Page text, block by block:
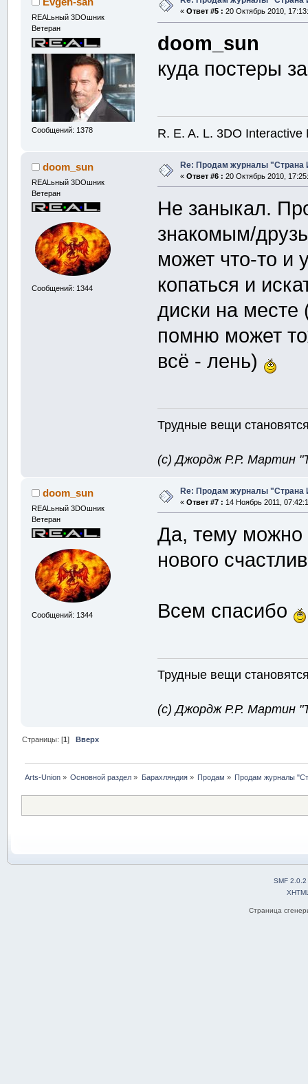
REALьный 3DOшник
Ветеран
Сообщений: 1378
« Ответ #5 : 20 Октябрь 2010,
doom_sun
куда постеры
R. E. A. L. 3DO Interactive
doom_sun
REALьный 3DOшник
Ветеран
Сообщений: 1344
Re: Продам журналы "Страна
« Ответ #6 : 20 Октябрь 2010,
Не заныкал.
знакомым/
может что-то и
копаться и
диски на месте
помню может
всё - лень)
Трудные вещи
(с) Джордж Р.Р. Мартин
doom_sun
REALьный 3DOшник
Ветеран
Сообщений: 1344
Re: Продам журналы "Страна
« Ответ #7 : 14 Ноябрь 2011,
Да, тему можно
нового
Всем спасибо
Трудные вещи
(с) Джордж Р.Р. Мартин
Страницы: [1] Вверх
Arts-Union » Основной раздел » Барахляндия» Продам » Продам журналы
SMF 2.0.2
Страница